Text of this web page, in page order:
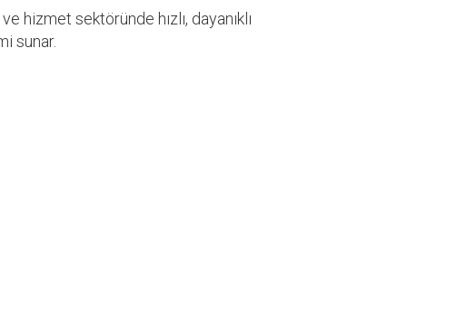
hizmet sektöründe hızlı, dayanıklı
sunar.